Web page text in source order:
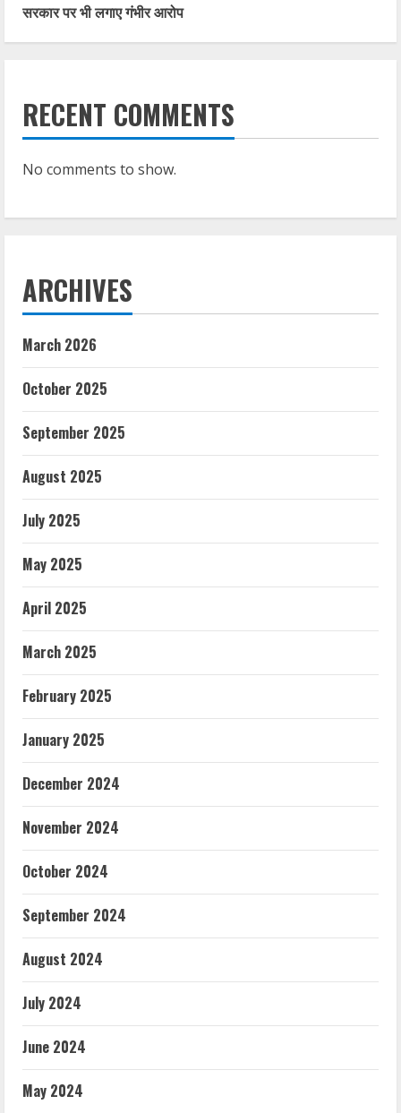
सरकार पर भी लगाए गंभीर आरोप
RECENT COMMENTS
No comments to show.
ARCHIVES
March 2026
October 2025
September 2025
August 2025
July 2025
May 2025
April 2025
March 2025
February 2025
January 2025
December 2024
November 2024
October 2024
September 2024
August 2024
July 2024
June 2024
May 2024